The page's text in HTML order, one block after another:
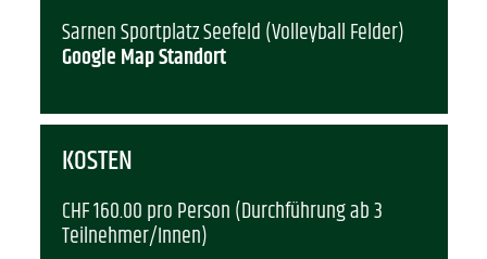
Sarnen Sportplatz Seefeld (Volleyball Felder)
Google Map Standort
KOSTEN
CHF 160.00pro Person (Durchführung ab 3
Teilnehmer/Innen)